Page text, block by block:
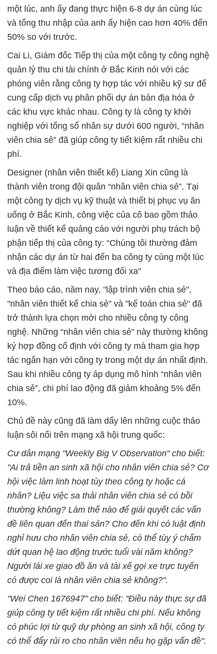
một lúc, anh ấy đang thực hiện 6-8 dự án cùng lúc
và tổng thu nhập của anh ấy hiện cao hơn 40% đến
50% so với trước.
Cai Li, Giám đốc Tiếp thị của một công ty công nghệ
quản lý thu chi tài chính ở Bắc Kinh nói với các
phóng viên rằng công ty hợp tác với nhiều kỹ sư để
cung cấp dịch vụ phân phối dự án bản địa hóa ở
các khu vực khác nhau. Công ty là công ty khởi
nghiệp với tổng số nhân sự dưới 600 người, “nhân
viên chia sẻ” đã giúp công ty tiết kiệm rất nhiều chi
phí.
Designer (nhân viên thiết kế) Liang Xin cũng là
thành viên trong đội quân “nhân viên chia sẻ”. Tại
một công ty dịch vụ kỹ thuật và thiết bị phục vụ ăn
uống ở Bắc Kinh, công việc của cô bao gồm thảo
luận về thiết kế quảng cáo với người phụ trách bộ
phận tiếp thị của công ty: “Chúng tôi thường đảm
nhận các dự án từ hai đến ba công ty cùng một lúc
và địa điểm làm việc tương đối xa"
Theo báo cáo, năm nay, "lập trình viên chia sẻ",
"nhân viên thiết kế chia sẻ" và "kế toán chia sẻ" đã
trở thành lựa chọn mới cho nhiều công ty công
nghệ. Những “nhân viên chia sẻ" này thường không
ký hợp đồng cố định với công ty mà tham gia hợp
tác ngắn hạn với công ty trong một dự án nhất định.
Sau khi nhiều công ty áp dụng mô hình “nhân viên
chia sẻ”, chi phí lao động đã giảm khoảng 5% đến
10%.
Chủ đề này cũng đã làm dấy lên những cuộc thảo
luận sôi nổi trên mạng xã hội trung quốc:
Cư dân mạng "Weekly Big V Observation" cho biết:
"Ai trả tiền an sinh xã hội cho nhân viên chia sẻ? Cơ
hội việc làm linh hoạt tùy theo công ty hoặc cá
nhân? Liệu việc sa thải nhân viên chia sẻ có bồi
thường không? Làm thế nào để giải quyết các vấn
đề liên quan đến thai sản? Cho đến khi có luật định
nghỉ hưu cho nhân viên chia sẻ, có thể tùy ý chấm
dứt quan hệ lao động trước tuổi vài năm không?
Người lái xe giao đồ ăn và tài xế gọi xe trực tuyến
có được coi là nhân viên chia sẻ không?".
"Wei Chen 1676947" cho biết: "Điều này thực sự đã
giúp công ty tiết kiệm rất nhiều chi phí. Nếu không
có phúc lợi từ quỹ dự phòng an sinh xã hội, công ty
có thể đẩy rủi ro cho nhân viên nếu họ gặp vấn đề".